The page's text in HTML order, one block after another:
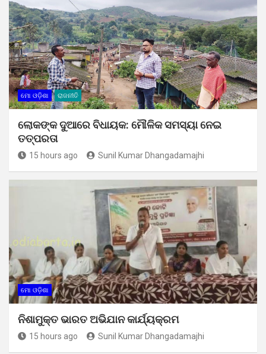
ମୋ ଓଡ଼ିଶା ରାଜନୀତି
ଲୋକଙ୍କ ଦୁଆରେ ବିଧାୟକ: ମୌଳିକ ସମସ୍ୟା ନେଇ
ତତ୍ପରତା
15 hours ago Sunil Kumar Dhangadamajhi
ମୋ ଓଡ଼ିଶା
ନିଶାମୁକ୍ତ ଭାରତ ଅଭିଯାନ କାର୍ଯ୍ୟକ୍ରମ
15 hours ago Sunil Kumar Dhangadamajhi